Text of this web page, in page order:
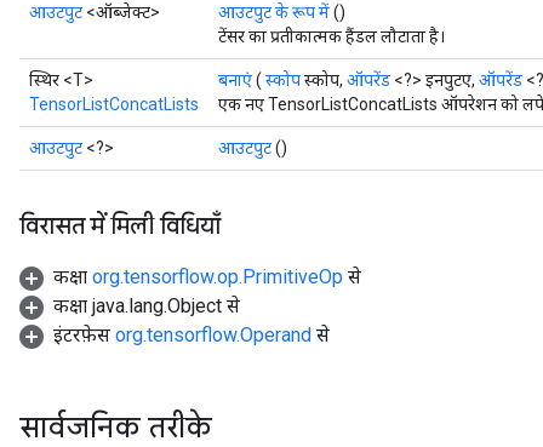
आउटपुट <ऑब्जेक्ट> आउटपुट के रूप में()
टेंसर का प्रतीकात्मक हैंडल लौटाता है।
स्थिर <T>
TensorListConcatLists
बनाएं( स्कोपस्कोप, ऑपरेंड <?> इनपुटए, ऑपरेंड
एक नए TensorListConcatLists ऑपरेशन को
आउटपुट <?> आउटपुट()
विरासत में मिली विधियाँ
कक्षा org.tensorflow.op.PrimitiveOp से
कक्षा java.lang.Object से
इंटरफ़ेस org.tensorflow.Operand से
सार्वजनिक तरीके